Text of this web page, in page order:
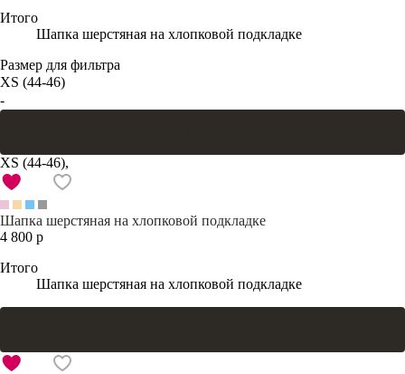
Итого
Шапка шерстяная на хлопковой подкладке
Размер для фильтра
XS (44-46)
-
XS (44-46),
Шапка шерстяная на хлопковой подкладке
4 800 р
Итого
Шапка шерстяная на хлопковой подкладке